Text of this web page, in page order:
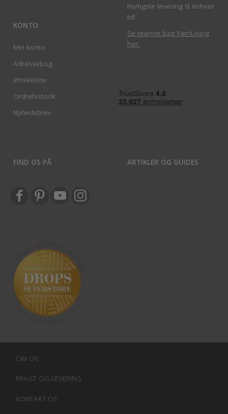
KONTO
Min konto
Adressebog
Ønskeliste
Ordrehistorik
Nyhedsbrev
hurtigste levering til enhver
tid.
Se teamet bag YarnLiving
her.
FIND OS PÅ ARTIKLER OG GUIDES
OM OS
FRAGT OG LEVERING
KONTAKT OS